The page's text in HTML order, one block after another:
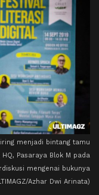
menjadi bintang tamu
Pasaraya Blok M pada
mengenai bukunya
Azhar Dwi Arinata)